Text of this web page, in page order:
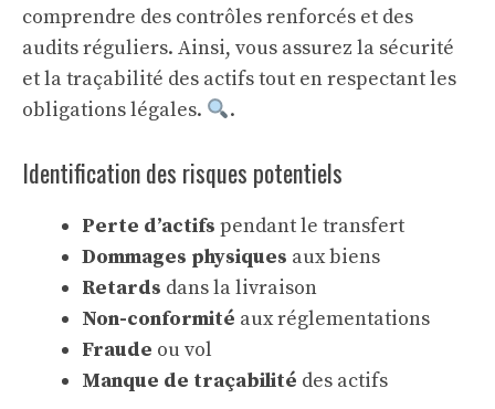
comprendre des contrôles renforcés et des
audits réguliers. Ainsi, vous assurez la sécurité
et la traçabilité des actifs tout en respectant les
obligations légales.
.
Identification des risques potentiels
Perte d’actifs pendant le transfert
Dommages physiques aux biens
Retards dans la livraison
Non-conformité aux réglementations
Fraude ou vol
Manque de traçabilité des actifs